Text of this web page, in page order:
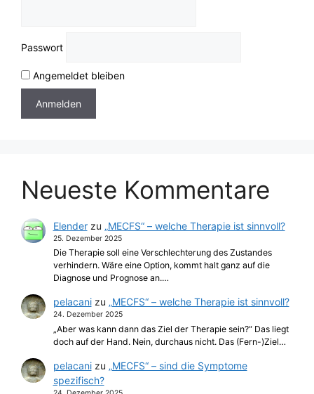
Passwort
Angemeldet bleiben
Neueste Kommentare
Elenderzu „MECFS“ – welche Therapie ist sinnvoll?
25. Dezember 2025
Die Therapie soll eine Verschlechterung des Zustandes
verhindern. Wäre eine Option, kommt halt ganz auf die
Diagnose und Prognose an.…
pelacanizu „MECFS“ – welche Therapie ist sinnvoll?
24. Dezember 2025
„Aber was kann dann das Ziel der Therapie sein?“ Das liegt
doch auf der Hand. Nein, durchaus nicht. Das (Fern-)Ziel…
pelacanizu „MECFS“ – sind die Symptome
spezifisch?